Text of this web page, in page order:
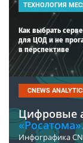
ТЕХНОЛОГИЯ
Как выбрать
для ЦОД и не
в перспективе
CNEWS
Цифровые
Инфографика